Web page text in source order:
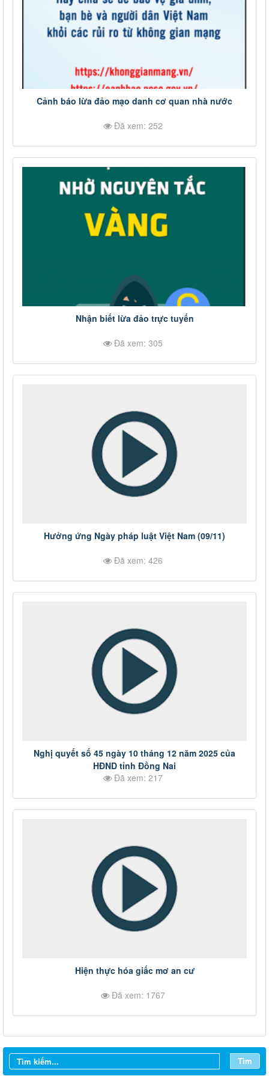
Cảnh báo lừa đảo mạo danh cơ quan nhà nước
Đã xem: 252
Nhận biết lừa đảo trực tuyến
Đã xem: 305
Hưởng ứng Ngày pháp luật Việt Nam (09/11)
Đã xem: 426
Nghị quyết số 45 ngày 10 tháng 12 năm 2025 của
HĐND tỉnh Đồng Nai
Đã xem: 217
Hiện thực hóa giấc mơ an cư
Đã xem: 1767
Tìm